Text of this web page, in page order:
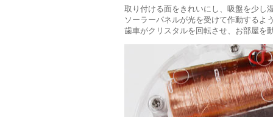
取り付ける面をきれいにし、吸盤を少し
ソーラーパネルが光を受けて作動するよ
歯車がクリスタルを回転させ、お部屋を